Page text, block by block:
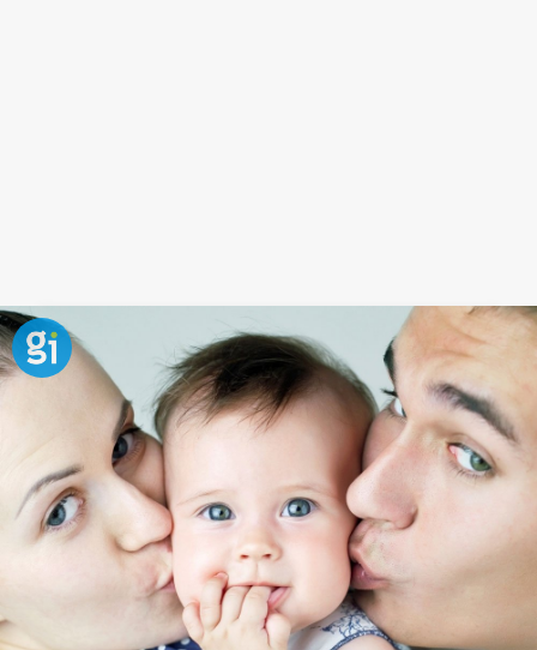
Frase sobre la infelicidad para
niños
La felicidad (o la infelicidad) no son más que un
estado de ánimo. Ante un mismo hecho dos niños
pueden reaccionar de forma muy distinta, siendo
constructivos o cayendo en la
negatividad
, ¡evitemos
ésta actitud!